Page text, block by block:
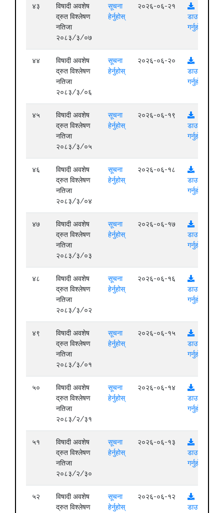
४३
विषादी अवशेष
द्रुत विश्लेषण
नतिजा
२०८३/३/०७
सूचना
हेर्नुहोस्
२०२६-०६-२१
डाउनलोड
गर्नुहोस्
४४
विषादी अवशेष
द्रुत विश्लेषण
नतिजा
२०८३/३/०६
सूचना
हेर्नुहोस्
२०२६-०६-२०
डाउनलोड
गर्नुहोस्
४५
विषादी अवशेष
द्रुत विश्लेषण
नतिजा
२०८३/३/०५
सूचना
हेर्नुहोस्
२०२६-०६-१९
डाउनलोड
गर्नुहोस्
४६
विषादी अवशेष
द्रुत विश्लेषण
नतिजा
२०८३/३/०४
सूचना
हेर्नुहोस्
२०२६-०६-१८
डाउनलोड
गर्नुहोस्
४७
विषादी अवशेष
द्रुत विश्लेषण
नतिजा
२०८३/३/०३
सूचना
हेर्नुहोस्
२०२६-०६-१७
डाउनलोड
गर्नुहोस्
४८
विषादी अवशेष
द्रुत विश्लेषण
नतिजा
२०८३/३/०२
सूचना
हेर्नुहोस्
२०२६-०६-१६
डाउनलोड
गर्नुहोस्
४९
विषादी अवशेष
द्रुत विश्लेषण
नतिजा
२०८३/३/०१
सूचना
हेर्नुहोस्
२०२६-०६-१५
डाउनलोड
गर्नुहोस्
५०
विषादी अवशेष
द्रुत विश्लेषण
नतिजा
२०८३/२/३१
सूचना
हेर्नुहोस्
२०२६-०६-१४
डाउनलोड
गर्नुहोस्
५१
विषादी अवशेष
द्रुत विश्लेषण
नतिजा
२०८३/२/३०
सूचना
हेर्नुहोस्
२०२६-०६-१३
डाउनलोड
गर्नुहोस्
५२
विषादी अवशेष
द्रुत विश्लेषण
सूचना
हेर्नुहोस्
२०२६-०६-१२
डाउनलोड